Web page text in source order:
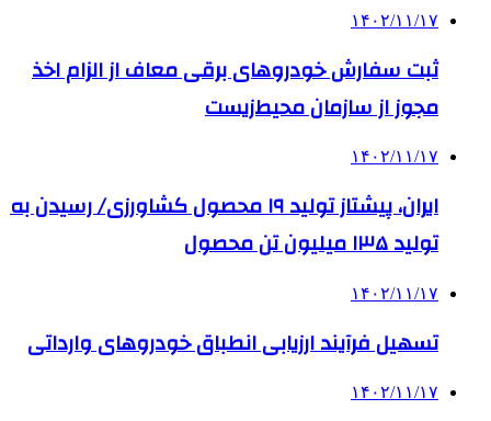
۱۴۰۲/۱۱/۱۷
ثبت سفارش خودروهای برقی معاف از الزام اخذ
مجوز از سازمان محیط‌زیست
۱۴۰۲/۱۱/۱۷
ایران، پیشتاز تولید ۱۹ محصول کشاورزی/ رسیدن به
تولید ۱۳۵ میلیون تن محصول
۱۴۰۲/۱۱/۱۷
تسهیل فرآیند ارزیابی انطباق خودروهای وارداتی
۱۴۰۲/۱۱/۱۷